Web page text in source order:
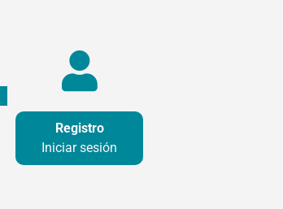
Registro
Iniciar sesión